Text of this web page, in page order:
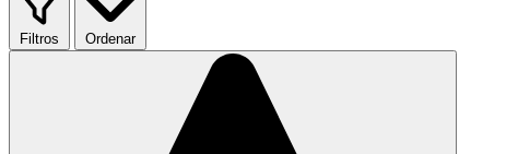
Filtros Ordenar